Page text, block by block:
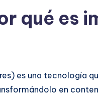
qué es
es una tecnología
en